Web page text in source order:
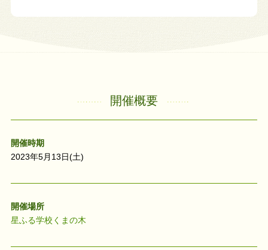
開催概要
開催時期
2023年5月13日(土)
開催場所
星ふる学校くまの木